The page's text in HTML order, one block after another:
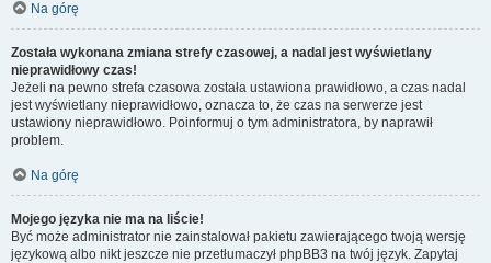
Na górę
Została wykonana zmiana strefy czasowej, a nadal jest wyświetlany
nieprawidłowy czas!
Jeżeli na pewno strefa czasowa została ustawiona prawidłowo, a czas nadal
jest wyświetlany nieprawidłowo, oznacza to, że czas na serwerze jest
ustawiony nieprawidłowo. Poinformuj o tym administratora, by naprawił
problem.
Na górę
Mojego języka nie ma na liście!
Być może administrator nie zainstalował pakietu zawierającego twoją wersję
językową albo nikt jeszcze nie przetłumaczył phpBB3 na twój język. Zapytaj